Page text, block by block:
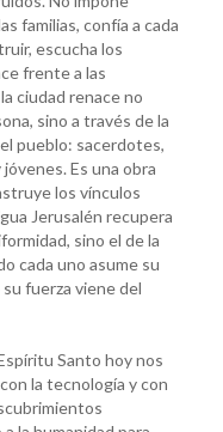
familias, confía a cada
escucha los
frente a las
ciudad renace no
sino a través de la
pueblo: sacerdotes,
Es una obra
los vínculos
Jerusalén recupera
sino el de la
cada uno asume su
fuerza viene del
Santo hoy nos
la tecnología y con